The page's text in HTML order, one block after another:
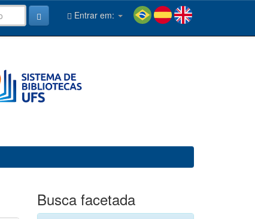
Entrar em:
Busca facetada